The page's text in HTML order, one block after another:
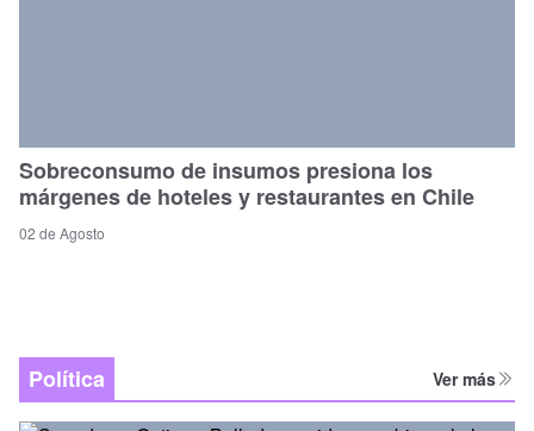
Sobreconsumo de insumos presiona los
márgenes de hoteles y restaurantes en Chile
02 de Agosto
Política Ver más